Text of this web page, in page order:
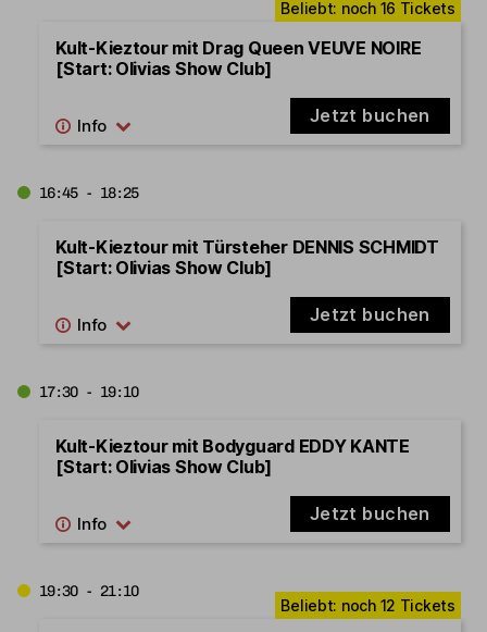
Kult-Kieztour mit Drag Queen VEUVE NOIRE
[Start: Olivias Show Club]
Jetzt buchen
16:45 - 18:25
Kult-Kieztour mit Türsteher DENNIS SCHMIDT
[Start: Olivias Show Club]
Jetzt buchen
17:30 - 19:10
Kult-Kieztour mit Bodyguard EDDY KANTE
[Start: Olivias Show Club]
Jetzt buchen
19:30 - 21:10